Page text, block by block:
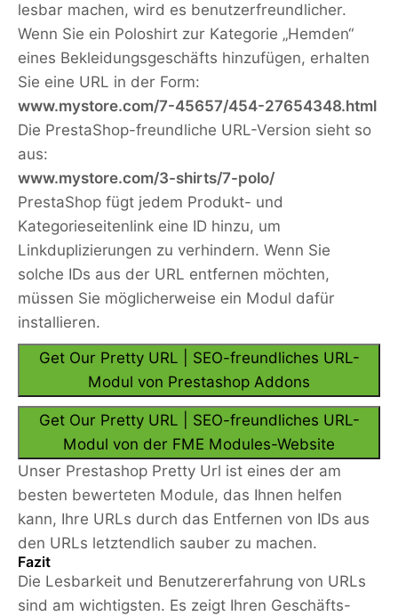
lesbar machen, wird es benutzerfreundlicher.
Wenn Sie ein Poloshirt zur Kategorie „Hemden“
eines Bekleidungsgeschäfts hinzufügen, erhalten
Sie eine URL in der Form:
www.mystore.com/7-45657/454-27654348.html
Die PrestaShop-freundliche URL-Version sieht so
aus:
www.mystore.com/3-shirts/7-polo/
PrestaShop fügt jedem Produkt- und
Kategorieseitenlink eine ID hinzu, um
Linkduplizierungen zu verhindern. Wenn Sie
solche IDs aus der URL entfernen möchten,
müssen Sie möglicherweise ein Modul dafür
installieren.
Get Our Pretty URL | SEO-freundliches URL-
Modul von Prestashop Addons
Get Our Pretty URL | SEO-freundliches URL-
Modul von der FME Modules-Website
Unser Prestashop Pretty Url ist eines der am
besten bewerteten Module, das Ihnen helfen
kann, Ihre URLs durch das Entfernen von IDs aus
den URLs letztendlich sauber zu machen.
Fazit
Die Lesbarkeit und Benutzererfahrung von URLs
sind am wichtigsten. Es zeigt Ihren Geschäfts-